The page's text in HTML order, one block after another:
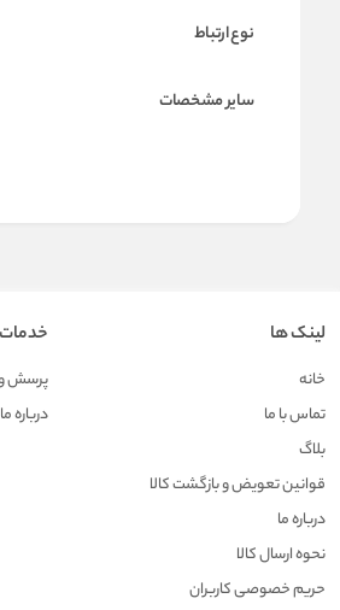
نوع ارتباط
سایر مشخصات
لینک ها
خانه
تماس با ما
بلاگ
قوانین تعویض و بازگشت کالا
درباره ما
نحوه ارسال کالا
حریم خصوصی کاربران
پرسش
درباره ما